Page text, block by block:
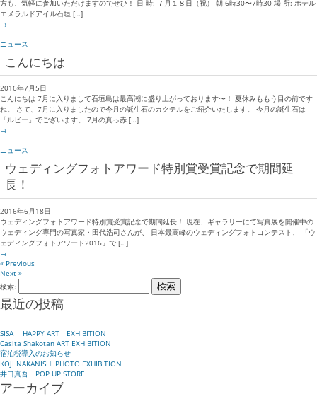
方も、気軽に参加いただけますのでぜひ！ 日 時: ７月１８日（祝） 朝 6時30〜7時30 場 所: ホテル
エメラルドアイル石垣 […]
→
ニュース
こんにちは
2016年7月5日
こんにちは 7月に入りまして石垣島は最高潮に盛り上がっております〜！ 夏休みももう目の前です
ね。 さて、7月に入りましたので今月の誕生石のカクテルをご紹介いたします。 今月の誕生石は
「ルビー」でございます。 7月の真っ赤 […]
→
ニュース
ウェディングフォトアワード特別賞受賞記念で期間延
長！
2016年6月18日
ウェディングフォトアワード特別賞受賞記念で期間延長！ 現在、ギャラリーにて写真展を開催中の
ウェディング専門の写真家・田代浩司さんが、 日本最高峰のウェディングフォトコンテスト、 「ウ
ェディングフォトアワード2016」で […]
→
« Previous
Next »
検索:
最近の投稿
SISA HAPPY ART EXHIBITION
Casita Shakotan ART EXHIBITION
宿泊税導入のお知らせ
KOJI NAKANISHI PHOTO EXHIBITION
井口真吾 POP UP STORE
アーカイブ